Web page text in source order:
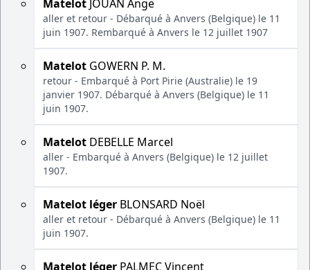
Matelot JOUAN Ange
aller et retour - Débarqué à Anvers (Belgique) le 11
juin 1907. Rembarqué à Anvers le 12 juillet 1907
Matelot GOWERN P. M.
retour - Embarqué à Port Pirie (Australie) le 19
janvier 1907. Débarqué à Anvers (Belgique) le 11
juin 1907.
Matelot DEBELLE Marcel
aller - Embarqué à Anvers (Belgique) le 12 juillet
1907.
Matelot léger BLONSARD Noël
aller et retour - Débarqué à Anvers (Belgique) le 11
juin 1907.
Matelot léger PALMEC Vincent